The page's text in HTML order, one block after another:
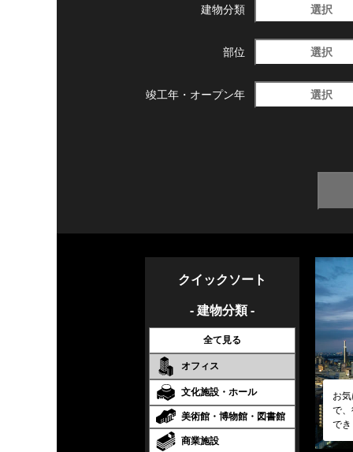
建物分類 選択
部位 選択
竣工年・ オープン年 選択
クイックソート
- 建物分類 -
全て見る
オフィス
文化施設・ホール
美術館・博物館・図書館
商業施設
お
で
で